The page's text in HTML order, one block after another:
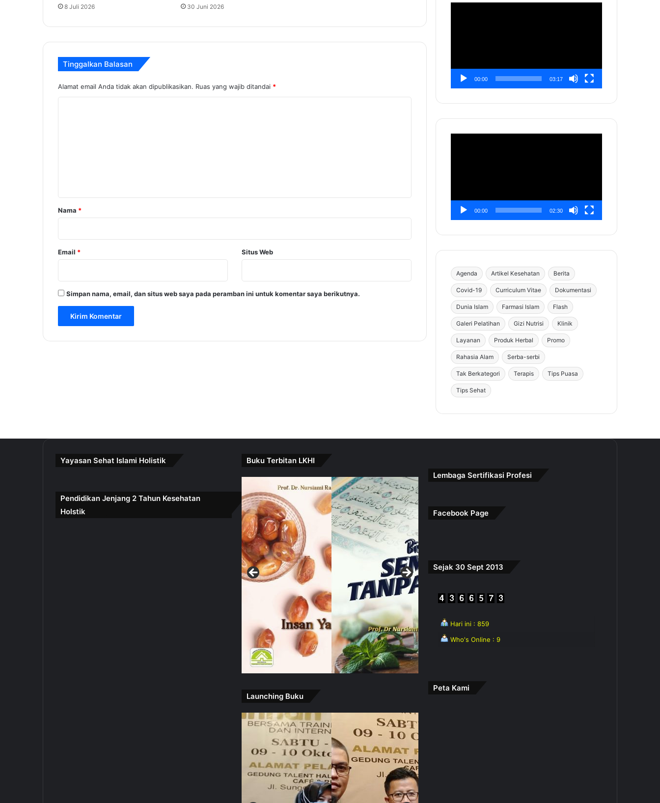
8 Juli 2026 30 Juni 2026
Tinggalkan Balasan
Alamat email Anda tidak akan dipublikasikan. Ruas yang wajib ditandai *
rNama *
Email * Situs Web
Simpan nama, email, dan situs web saya pada peramban ini untuk komentar saya berikutnya.
00:00 03:17
00:00 02:30
Agenda Artikel Kesehatan Berita
Covid-19 Curriculum Vitae Dokumentasi
Dunia Islam Farmasi Islam Flash
Galeri Pelatihan Gizi Nutrisi Klinik
Layanan Produk Herbal Promo
Rahasia Alam Serba-serbi
Tak Berkategori Terapis Tips Puasa
Tips Sehat
Yayasan Sehat Islami Holistik
Pendidikan Jenjang 2 Tahun Kesehatan
Holstik
Buku Terbitan LKHI
Launching Buku
Lembaga Sertifikasi Profesi
Facebook Page
Sejak 30 Sept 2013
Hari ini : 859
Who's Online : 9
Peta Kami